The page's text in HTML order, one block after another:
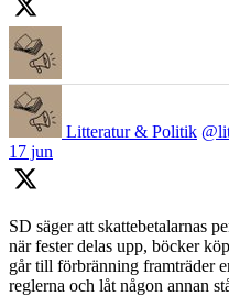
Litteratur & Politik
17 jun
SD säger att skattebetalarnas
när fester delas upp, böcker
går till förbränning framträder
reglerna och låt någon annan